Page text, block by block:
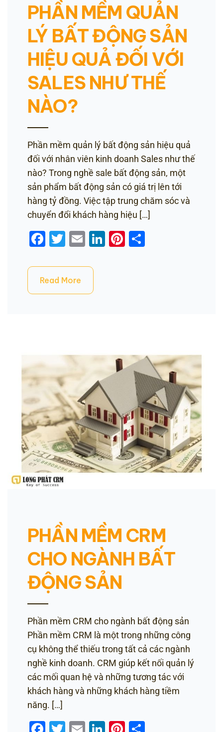
PHẦN MỀM QUẢN
LÝ BẤT ĐỘNG SẢN
HIỆU QUẢ ĐỐI VỚI
SALES NHƯ THẾ
NÀO?
Phần mềm quản lý bất động sản hiệu quả
đối với nhân viên kinh doanh Sales như thế
nào? Trong nghề sale bất động sản, một
sản phẩm bất động sản có giá trị lên tới
hàng tỷ đồng. Việc tập trung chăm sóc và
chuyển đổi khách hàng hiệu […]
Facebook
Twitter
EmailLinkedIn
Pinterest
Read More
PHẦN MỀM CRM
CHO NGÀNH BẤT
ĐỘNG SẢN
Phần mềm CRM cho ngành bất động sản
Phần mềm CRM là một trong những công
cụ không thể thiếu trong tất cả các ngành
nghề kinh doanh. CRM giúp kết nối quản lý
các mối quan hệ và những tương tác với
khách hàng và những khách hàng tiềm
năng. […]